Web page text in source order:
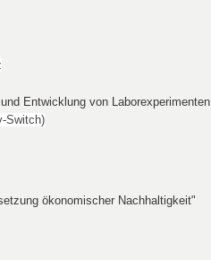
Entwicklung von Laborexperimenten
Switch)
ökonomischer Nachhaltigkeit"